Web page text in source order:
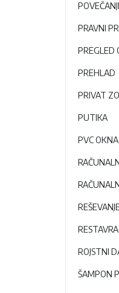
PRAVNI
PREGLED
PREHLAD
PRIVAT
PUTIKA
PVC OKNA
ROJSTNI
ŠAMPON